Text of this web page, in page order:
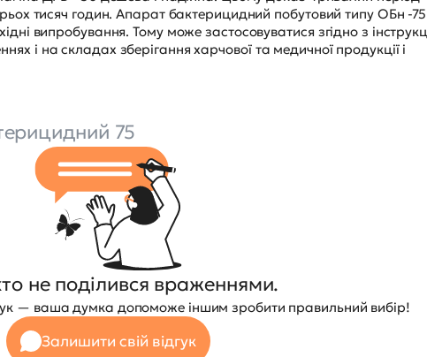
тисяч годин. Апарат бактерицидний побутовий типу ОБн -75
випробування. Тому може застосовуватися згідно з
і на складах зберігання харчової та медичної продукції і
75
не поділився враженнями.
— ваша думка допоможе іншим зробити правильний вибір!
Залишити свій відгук